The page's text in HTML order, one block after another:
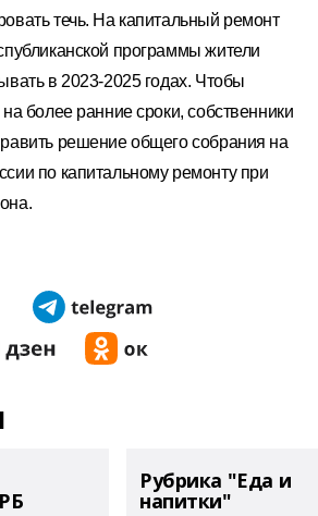
течь. На капитальный ремонт
программы жители
в 2023-2025 годах. Чтобы
более ранние сроки, собственники
решение общего собрания на
по капитальному ремонту при
Рубрика "Еда и
напитки"